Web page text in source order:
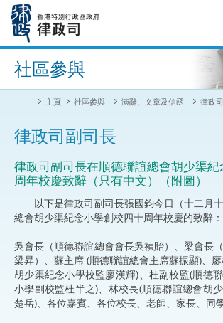
內
進階搜尋
社區參與
主頁 社區參與 演辭、文章及信函 律政
律政司副司長
律政司副司長在順德聯誼總會胡少渠
周年校慶致辭（只有中文）（附圖）
以下是律政司副司長張國鈞今日（十二月
總會胡少渠紀念小學創校四十周年校慶的致辭：
吳會長（順德聯誼總會會長吳禎貽）、梁會長
梁昇）、蘇主席 (順德聯誼總會主席蘇振顯)、
胡少渠紀念小學校監廖漢輝)、杜副校監(順德
小學副校監杜半之)、林校長(順德聯誼總會胡
楚岳)、各位嘉賓、各位校長、老師、家長、同